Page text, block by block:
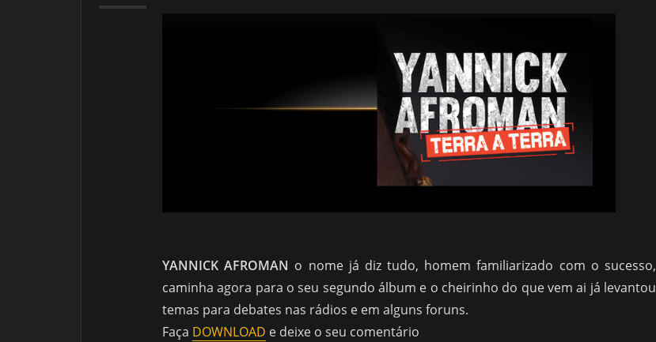
YANNICK AFROMAN o nome já diz tudo, homem familiarizado com o sucesso,
caminha agora para o seu segundo álbum e o cheirinho do que vem ai já levantou
temas para debates nas rádios e em alguns foruns.
Faça DOWNLOAD e deixe o seu comentário